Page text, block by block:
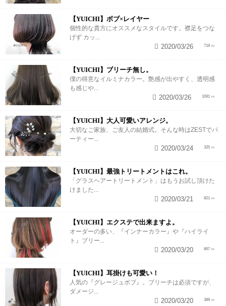
【YUICHI】ボブ×レイヤー
個性的な貴方にオススメなスタイルです。襟足をつな
げず カッ...
718
2020/03/26
【YUICHI】ブリーチ無し。
僕の得意なイルミナカラー。艶感が出やすく、透明感
も感じや...
1091
2020/03/26
【YUICHI】大人可愛いアレンジ。
大切なご家族、ご友人の結婚式。そんな時はZESTでパ
ーティー...
325
2020/03/24
【YUICHI】最強トリートメントはこれ。
「グラスヘアートリートメント」はもうお試し頂けた
けました...
821
2020/03/21
【YUICHI】エクステで出来ますよ。
オーダーの多い、『インナーカラー』や『ハイライ
ト』ブリー...
867
2020/03/20
【YUICHI】耳掛けも可愛い！
人気の『グレージュボブ』。ブリーチは必須ですが、
ダメージ...
389
2020/03/20